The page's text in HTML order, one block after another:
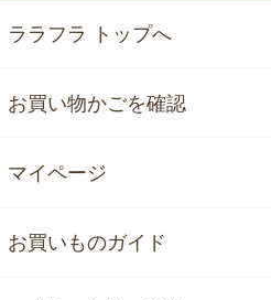
ララフラ トップへ
お買い物かごを確認
マイページ
お買いものガイド